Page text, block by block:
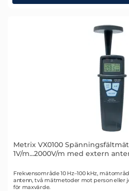
Metrix MTX3290 MTX
Metrix VX0100
1V/m...2000V/m med extern
Art. nr 1702
Frekvensområde 10 Hz–100 kHz,
antenn, två mätmetoder mot person eller
för maxvärde.